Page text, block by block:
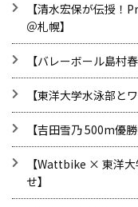
【清水宏保が伝授
＠札幌】
【バレーボール島村
【東洋大学水泳部と
【吉田雪乃 500m優
【Wattbike × 東洋
せ】